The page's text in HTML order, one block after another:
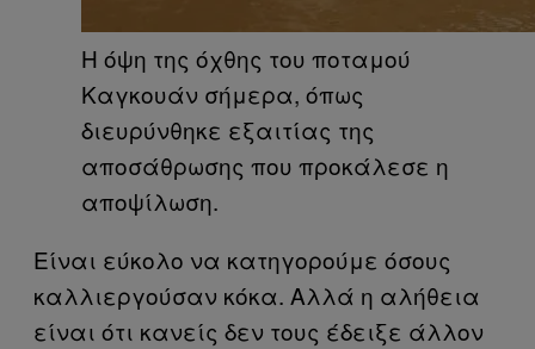
Η όψη της όχθης του ποταμού
Καγκουάν σήμερα, όπως
διευρύνθηκε εξαιτίας της
αποσάθρωσης που προκάλεσε η
αποψίλωση.
Είναι εύκολο να κατηγορούμε όσους
καλλιεργούσαν κόκα. Αλλά η αλήθεια
είναι ότι κανείς δεν τους έδειξε άλλον